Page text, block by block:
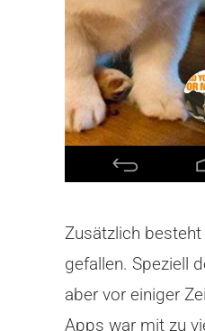
Zusätzlich
gefallen. Speziell
aber vor einiger
Apps war mit zu